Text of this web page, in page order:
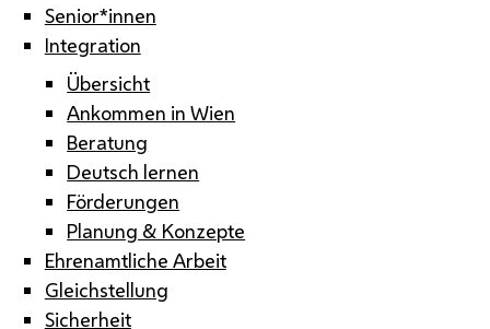
Senior*innen
Integration
Übersicht
Ankommen in Wien
Beratung
Deutsch lernen
Förderungen
Planung & Konzepte
Ehrenamtliche Arbeit
Gleichstellung
Sicherheit